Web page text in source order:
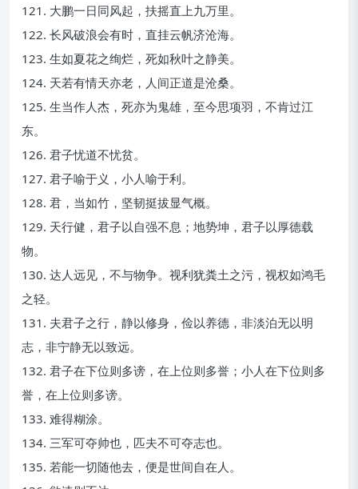
121. 大鹏一日同风起，扶摇直上九万里。
122. 长风破浪会有时，直挂云帆济沧海。
123. 生如夏花之绚烂，死如秋叶之静美。
124. 天若有情天亦老，人间正道是沧桑。
125. 生当作人杰，死亦为鬼雄，至今思项羽，不肯过江
东。
126. 君子忧道不忧贫。
127. 君子喻于义，小人喻于利。
128. 君，当如竹，坚韧挺拔显气概。
129. 天行健，君子以自强不息；地势坤，君子以厚德载
物。
130. 达人远见，不与物争。视利犹粪土之污，视权如鸿毛
之轻。
131. 夫君子之行，静以修身，俭以养德，非淡泊无以明
志，非宁静无以致远。
132. 君子在下位则多谤，在上位则多誉；小人在下位则多
誉，在上位则多谤。
133. 难得糊涂。
134. 三军可夺帅也，匹夫不可夺志也。
135. 若能一切随他去，便是世间自在人。